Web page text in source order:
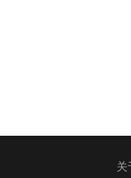
关